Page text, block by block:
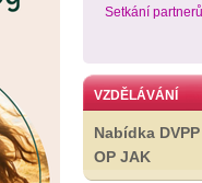
Setkání
VZDĚLÁVÁNÍ
Nabídka
OP JAK